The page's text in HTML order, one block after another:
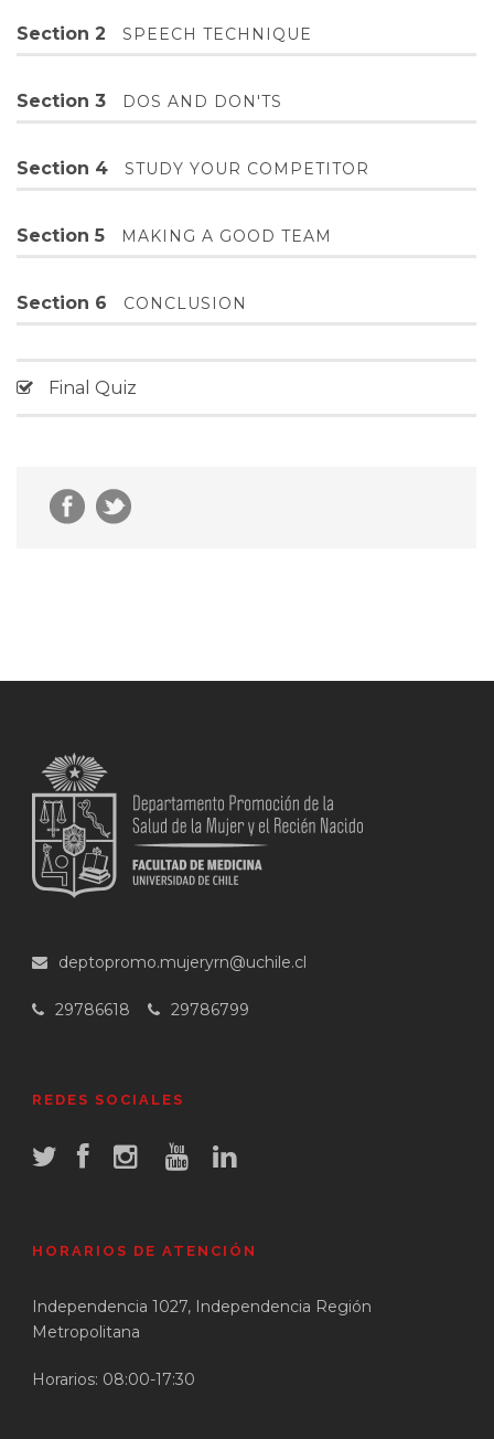
Section 2 SPEECH TECHNIQUE
Section 3 DOS AND DON'TS
Section 4 STUDY YOUR COMPETITOR
Section 5 MAKING A GOOD TEAM
Section 6 CONCLUSION
Final Quiz
deptopromo.mujeryrn@uchile.cl
29786618 29786799
REDES SOCIALES
HORARIOS DE ATENCIÓN
Independencia 1027, Independencia Región
Metropolitana
Horarios: 08:00-17:30